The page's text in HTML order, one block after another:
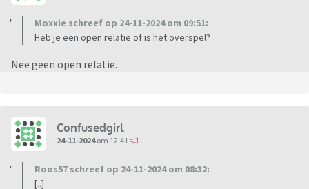
Moxxie schreef op 24-11-2024 om 09:51:
Heb je een open relatie of is het overspel?
Nee geen open relatie.
Confusedgirl
24-11-2024om 12:41
Roos57 schreef op 24-11-2024 om 08:32:
[..]